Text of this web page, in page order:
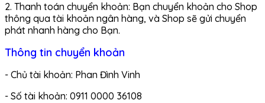
2. Thanh toán chuyển khoản: Bạn chuyển khoản cho Shop
thông qua tài khoản ngân hàng, và Shop sẽ gửi chuyển
phát nhanh hàng cho Bạn.
Thông tin chuyển khoản
- Chủ tài khoản: Phan Đình Vinh
- Số tài khoản: 0911 0000 36108